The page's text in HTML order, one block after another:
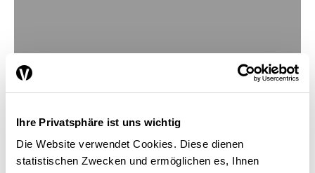
Ihre Privatsphäre ist uns wichtig
Die Website verwendet Cookies. Diese dienen
statistischen Zwecken und ermöglichen es, Ihnen